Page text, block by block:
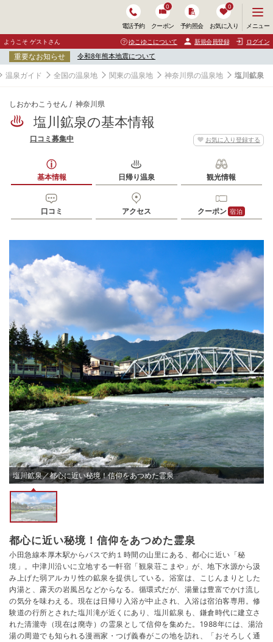
電話予約 クーポン
0
予約照会 お気に入り
0
ニ
ュ
ー
開
く
メニュー
ようこそ ゲストさん ゆこゆこについて 新規会員登録 ログイン
重要なお知らせ 令和8年熊本地震について
温泉ガイド 全国の温泉地 関東の温泉地 神奈川県の温泉地 塩川鉱泉
しおかわこうせん 神奈川県
塩川鉱泉の基本情報
お気に入り登録する
口コミ募集中
基本情報 日帰り温泉 観光情報
口コミ アクセス クーポン 宿泊
塩川鉱泉／都心に近い秘境！信仰をあつめた霊泉
都心に近い秘境！信仰をあつめた霊泉
小田急線本厚木駅からバスで約１時間の山里にある、都心に近い「秘
境」。中津川沿いに立地する一軒宿「観泉荘こまや」が、地下水源から汲
み上げた弱アルカリ性の鉱泉を提供している。浴室は、こじんまりとした
内湯と、露天の岩風呂などからなる。循環式だが、湯量は豊富でかけ流し
の気分を味わえる。現在は日帰り入浴が中止され、入浴は宿泊客専用。修
験道の行所とされた塩川滝が近くにあり、塩川鉱泉も、鎌倉時代に建立さ
れた清瀧寺（現在は廃寺）の霊泉として信仰を集めた。1988年には、湯治
湯の周遊でも知られる漫画家・つげ義春がこの地を訪れ、「おそろしく通